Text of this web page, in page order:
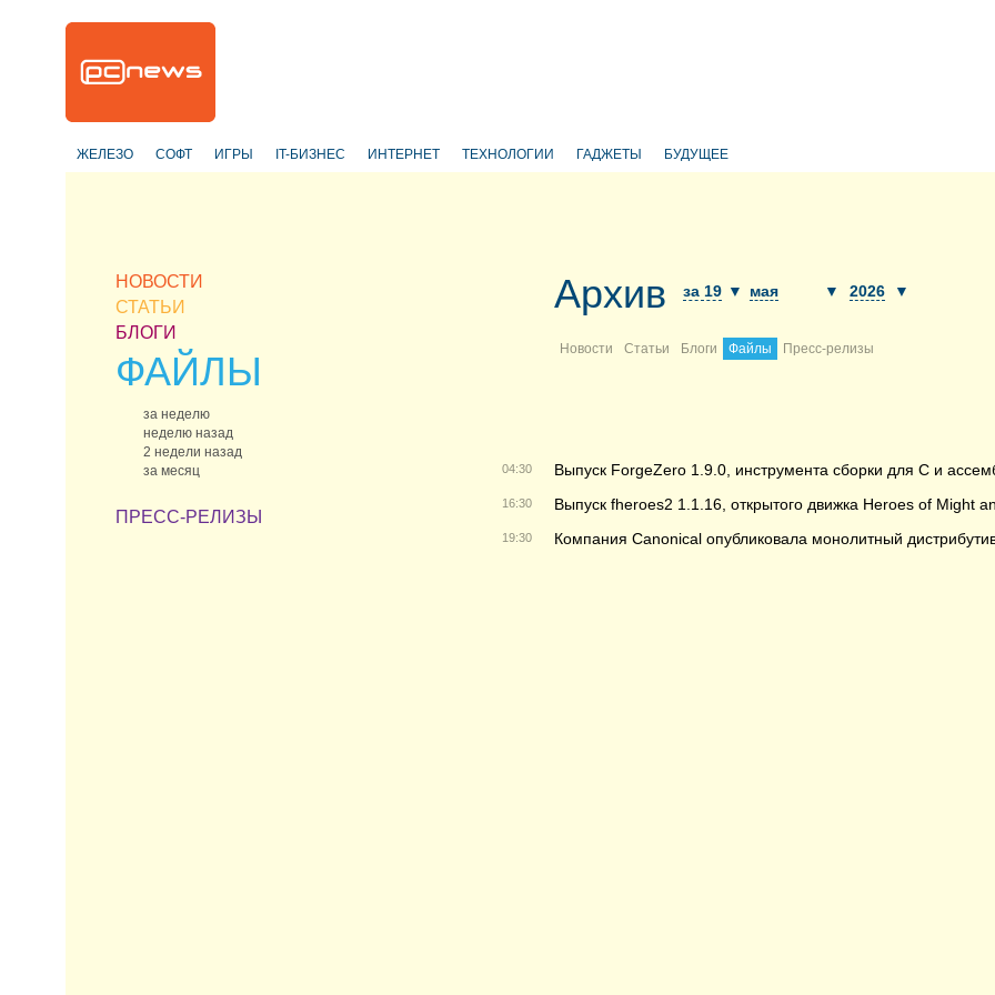
ЖЕЛЕЗО СОФТ ИГРЫ IT-БИЗНЕС ИНТЕРНЕТ ТЕХНОЛОГИИ ГАДЖЕТЫ БУДУЩЕЕ
НОВОСТИ
СТАТЬИ
БЛОГИ
ФАЙЛЫ
за неделю
неделю назад
2 недели назад
за месяц
ПРЕСС-РЕЛИЗЫ
Архив за 19 ▼ мая ▼ 2026 ▼
Новости Статьи Блоги Файлы Пресс-релизы
04:30 Выпуск ForgeZero 1.9.0, инструмента сборки для C и
16:30 Выпуск fheroes2 1.1.16, открытого движка Heroes of Might
19:30 Компания Canonical опубликовала монолитный